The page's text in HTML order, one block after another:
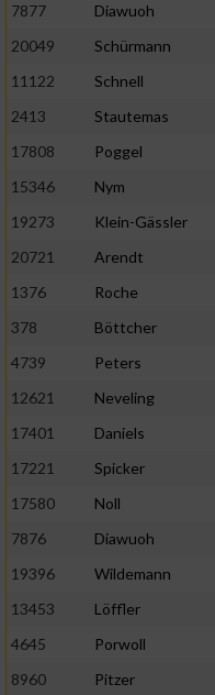
7877
Diawuoh
20049
Schürmann
11122
Schnell
2413
Stautemas
17808
Poggel
15346
Nym
19273
Klein-Gässler
20721
Arendt
1376
Roche
378
Böttcher
4739
Peters
12621
Neveling
17401
Daniels
17221
Spicker
17580
Noll
7876
Diawuoh
19396
Wildemann
13453
Löffler
4645
Porwoll
8960
Pitzer